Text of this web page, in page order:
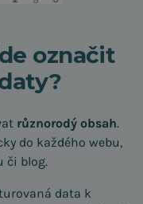
označit
různorodý obsah.
do každého webu,
či blog.
data k